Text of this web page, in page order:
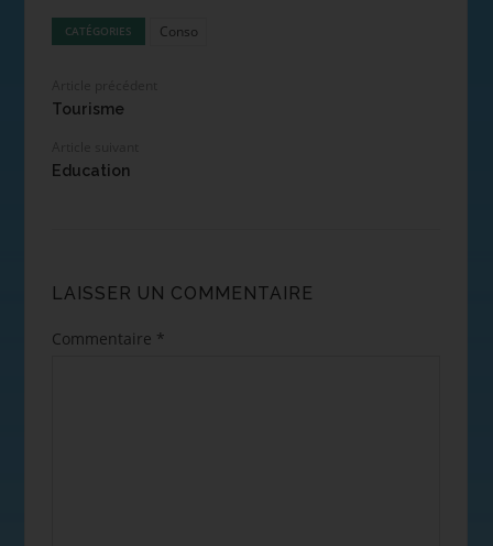
CATÉGORIES Conso
Tourisme
Education
LAISSER UN COMMENTAIRE
Commentaire *